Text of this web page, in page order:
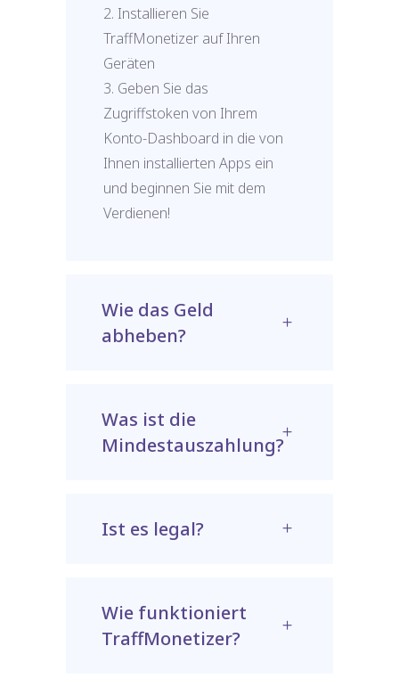
2. Installieren Sie
TraffMonetizer auf Ihren
Geräten
3. Geben Sie das
Zugriffstoken von Ihrem
Konto-Dashboard in die von
Ihnen installierten Apps ein
und beginnen Sie mit dem
Verdienen!
Wie das Geld
abheben?
Was ist die
Mindestauszahlung?
Ist es legal?
Wie funktioniert
TraffMonetizer?